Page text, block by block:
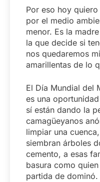
Por eso hoy
por el medio
menor. Es la
la que decide si
nos quedaremos
amarillentas de lo
El Día Mundial del
es una
sí están dando la
camagüeyanos
limpiar una
siembran árboles
cemento, a esas
basura como
partida de dominó.